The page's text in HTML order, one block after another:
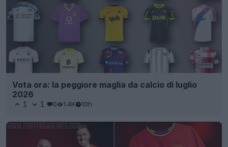
Vota ora: la peggiore maglia da calcio di luglio
2026
1 1 0 1.4K 10h